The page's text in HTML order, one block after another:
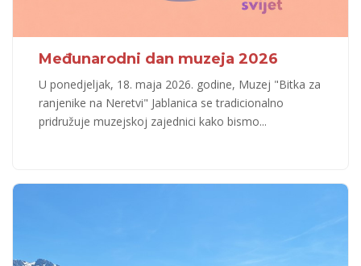
Međunarodni dan muzeja 2026
U ponedjeljak, 18. maja 2026. godine, Muzej "Bitka za
ranjenike na Neretvi" Jablanica se tradicionalno
pridružuje muzejskoj zajednici kako bismo...